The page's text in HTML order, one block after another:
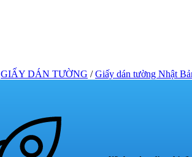
GIẤY DÁN TƯỜNG / Giấy dán tường Nhật